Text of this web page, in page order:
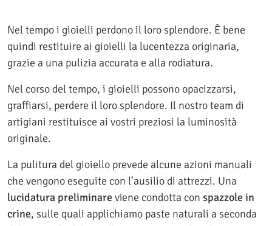
Nel tempo i gioielli perdono il loro splendore. È bene
quindi restituire ai gioielli la lucentezza originaria,
grazie a una pulizia accurata e alla rodiatura.
Nel corso del tempo, i gioielli possono opacizzarsi,
graffiarsi, perdere il loro splendore. Il nostro team di
artigiani restituisce ai vostri preziosi la luminosità
originale.
La pulitura del gioiello prevede alcune azioni manuali
che vengono eseguite con l’ausilio di attrezzi. Una
lucidatura preliminare viene condotta con spazzole in
crine, sulle quali applichiamo paste naturali a seconda